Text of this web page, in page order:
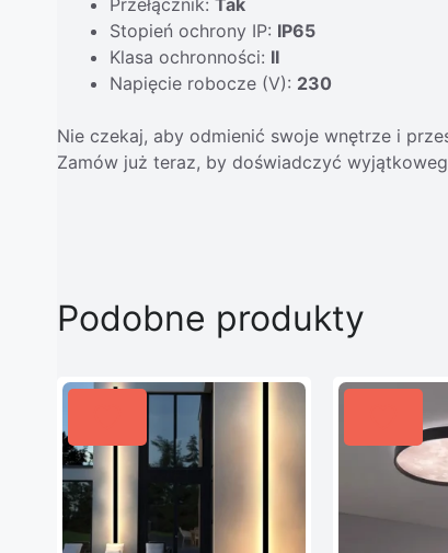
Stopień ochrony IP: IP65
Klasa ochronności: II
Napięcie robocze (V): 230
Nie czekaj, aby odmienić swoje wnętrze i
Zamów już teraz, by doświadczyć
Podobne produkty